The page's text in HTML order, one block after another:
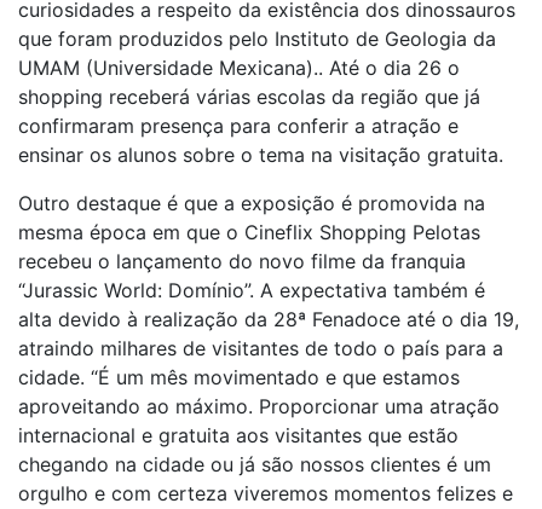
curiosidades a respeito da existência dos dinossauros
que foram produzidos pelo Instituto de Geologia da
UMAM (Universidade Mexicana).. Até o dia 26 o
shopping receberá várias escolas da região que já
confirmaram presença para conferir a atração e
ensinar os alunos sobre o tema na visitação gratuita.
Outro destaque é que a exposição é promovida na
mesma época em que o Cineflix Shopping Pelotas
recebeu o lançamento do novo filme da franquia
“Jurassic World: Domínio”. A expectativa também é
alta devido à realização da 28ª Fenadoce até o dia 19,
atraindo milhares de visitantes de todo o país para a
cidade. “É um mês movimentado e que estamos
aproveitando ao máximo. Proporcionar uma atração
internacional e gratuita aos visitantes que estão
chegando na cidade ou já são nossos clientes é um
orgulho e com certeza viveremos momentos felizes e